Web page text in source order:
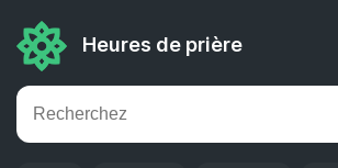
Heures de prière